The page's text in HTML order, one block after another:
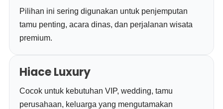
Pilihan ini sering digunakan untuk penjemputan
tamu penting, acara dinas, dan perjalanan wisata
premium.
Hiace Luxury
Cocok untuk kebutuhan VIP, wedding, tamu
perusahaan, keluarga yang mengutamakan